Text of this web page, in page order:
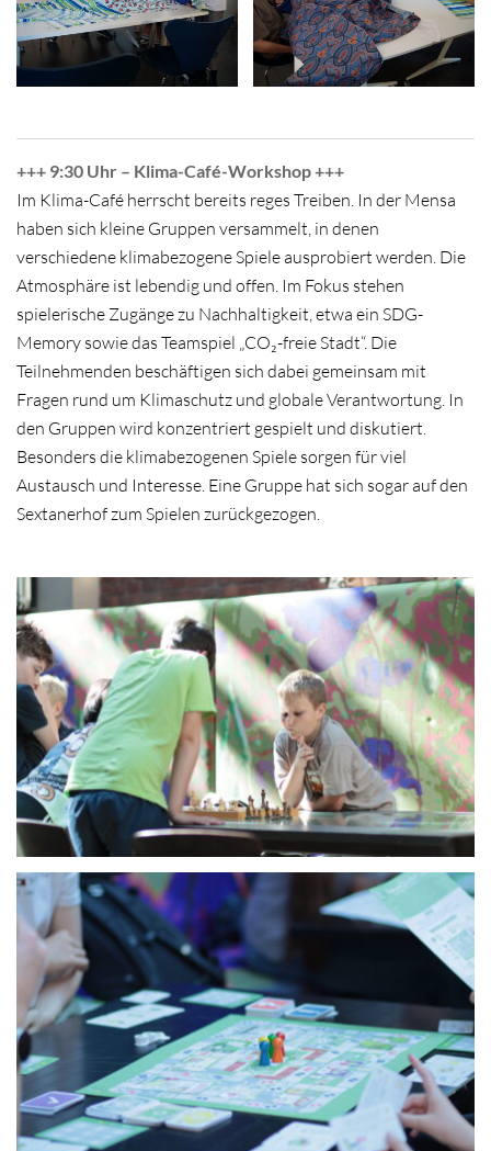
+++ 9:30 Uhr – Klima-Café-Workshop +++
Im Klima-Café herrscht bereits reges Treiben. In der Mensa
haben sich kleine Gruppen versammelt, in denen
verschiedene klimabezogene Spiele ausprobiert werden. Die
Atmosphäre ist lebendig und offen. Im Fokus stehen
spielerische Zugänge zu Nachhaltigkeit, etwa ein SDG-
Memory sowie das Teamspiel „CO₂-freie Stadt“. Die
Teilnehmenden beschäftigen sich dabei gemeinsam mit
Fragen rund um Klimaschutz und globale Verantwortung. In
den Gruppen wird konzentriert gespielt und diskutiert.
Besonders die klimabezogenen Spiele sorgen für viel
Austausch und Interesse. Eine Gruppe hat sich sogar auf den
Sextanerhof zum Spielen zurückgezogen.